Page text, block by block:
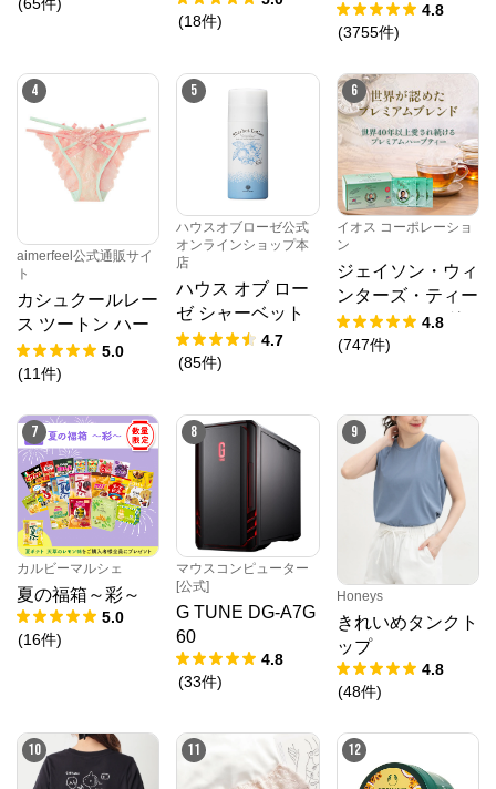
(65件)
(18件)
プラ容器) 4.8
(3755件)
4
aimerfeel公式通販サイ
ト
カシュクールレー
ス ツートン ハー
フバックショーツ
5.0
(11件)
5
ハウスオブローゼ公式
オンラインショップ本
店
ハウス オブ ロー
ゼ シャーベット
ローション 95g
4.7
(85件)
6
イオス コーポレーショ
ン
ジェイソン・ウィ
ンターズ・ティー
(JWティー) １箱
1.2g×30袋入り
4.8
(747件)
7
カルビーマルシェ
夏の福箱～彩～
5.0
(16件)
8
マウスコンピューター
[公式]
G TUNE DG-A7G
60
4.8
(33件)
9
Honeys
きれいめタンクト
ップ
4.8
(48件)
10 11 12